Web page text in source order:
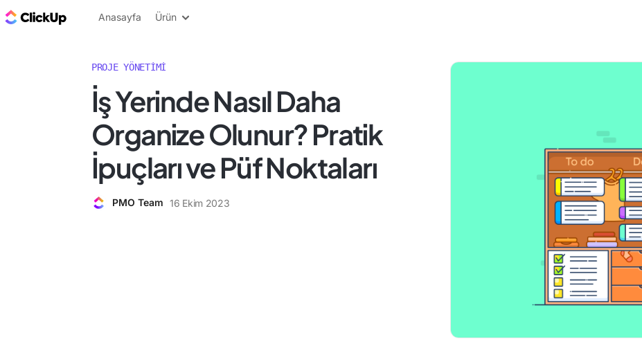
ClickUp Blog
Anasayfa Ürün
PROJE YÖNETIMI
İş Yerinde Nasıl Daha
Organize Olunur? Pratik
İpuçları ve Püf Noktaları
PMO Team 16 Ekim 2023